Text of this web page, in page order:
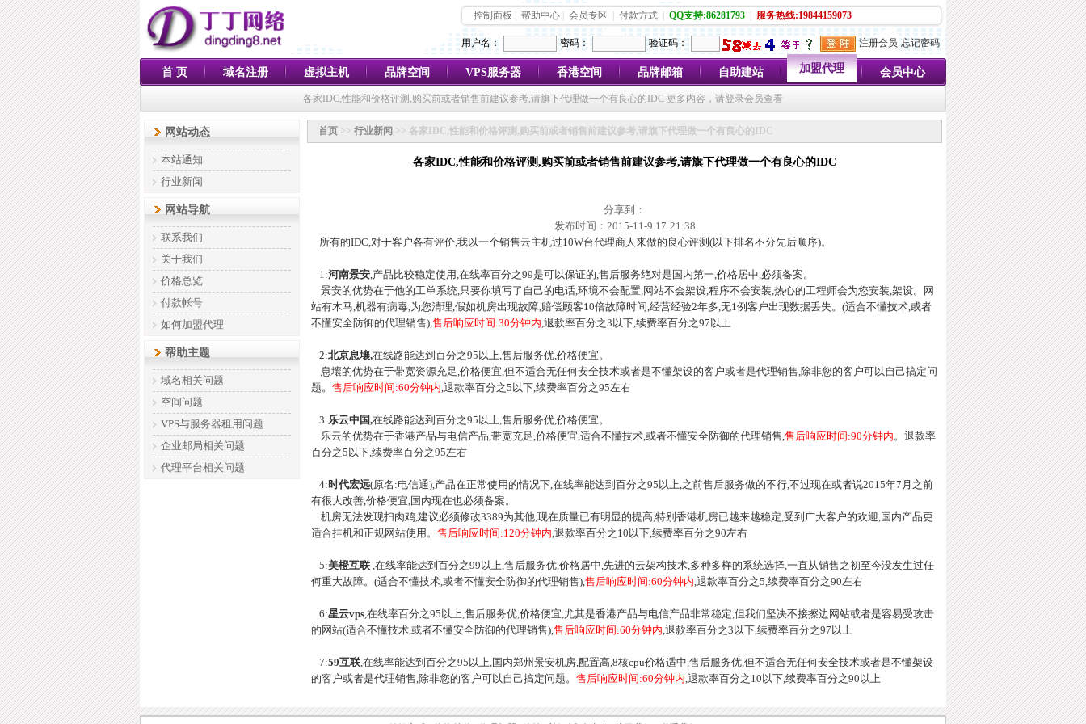
控制面板 帮助中心 会员专区 付款方式 QQ支持:86281793 服务热线:19844159073
用户名： 密码： 验证码： 注册会员 忘记密码
首 页 域名注册 虚拟主机 品牌空间 VPS服务器 香港空间 品牌邮箱 自助建站 加盟代理 会员中心
各家IDC,性能和价格评测,购买前或者销售前建议参考,请旗下代理做一个有良心的IDC 更多内容，请登录会员查看
网站动态
本站通知
行业新闻
网站导航
联系我们
关于我们
价格总览
付款帐号
如何加盟代理
帮助主题
域名相关问题
空间问题
VPS与服务器租用问题
企业邮局相关问题
代理平台相关问题
首页 >> 行业新闻 >> 各家IDC,性能和价格评测,购买前或者销售前建议参考,请旗下代理做一个有良心的IDC
各家IDC,性能和价格评测,购买前或者销售前建议参考,请旗下代理做一个有良心的IDC
分享到：
发布时间：2015-11-9 17:21:38
所有的IDC,对于客户各有评价,我以一个销售云主机过10W台代理商人来做的良心评测(以下排名不分先后顺序)。
1:河南景安,产品比较稳定使用,在线率百分之99是可以保证的,售后服务绝对是国内第一,价格居中,必须备案。
景安的优势在于他的工单系统,只要你填写了自己的电话,环境不会配置,网站不会架设,程序不会安装,热心的工程师会为您安装,架设。网
站有木马,机器有病毒,为您清理,假如机房出现故障,赔偿顾客10倍故障时间,经营经验2年多,无1例客户出现数据丢失。(适合不懂技术,或者
不懂安全防御的代理销售),售后响应时间:30分钟内,退款率百分之3以下,续费率百分之97以上
2:北京息壤,在线路能达到百分之95以上,售后服务优,价格便宜。
息壤的优势在于带宽资源充足,价格便宜,但不适合无任何安全技术或者是不懂架设的客户或者是代理销售,除非您的客户可以自己搞定问
题。 售后响应时间:60分钟内,退款率百分之5以下,续费率百分之95左右
3:乐云中国,在线路能达到百分之95以上,售后服务优,价格便宜。
乐云的优势在于香港产品与电信产品,带宽充足,价格便宜,适合不懂技术,或者不懂安全防御的代理销售,售后响应时间:90分钟内。退款率
百分之5以下,续费率百分之95左右
4:时代宏远(原名:电信通),产品在正常使用的情况下,在线率能达到百分之95以上,之前售后服务做的不行,不过现在或者说2015年7月之前
有很大改善,价格便宜,国内现在也必须备案。
机房无法发现扫肉鸡,建议必须修改3389为其他,现在质量已有明显的提高,特别香港机房已越来越稳定,受到广大客户的欢迎,国内产品更
适合挂机和正规网站使用。 售后响应时间:120分钟内,退款率百分之10以下,续费率百分之90左右
5:美橙互联 ,在线率能达到百分之99以上,售后服务优,价格居中,先进的云架构技术,多种多样的系统选择,一直从销售之初至今没发生过任
何重大故障。(适合不懂技术,或者不懂安全防御的代理销售),售后响应时间:60分钟内,退款率百分之5,续费率百分之90左右
6:星云vps,在线率百分之95以上,售后服务优,价格便宜,尤其是香港产品与电信产品非常稳定,但我们坚决不接擦边网站或者是容易受攻击
的网站(适合不懂技术,或者不懂安全防御的代理销售),售后响应时间:60分钟内,退款率百分之3以下,续费率百分之97以上
7:59互联,在线率能达到百分之95以上,国内郑州景安机房,配置高,8核cpu价格适中,售后服务优,但不适合无任何安全技术或者是不懂架设
的客户或者是代理销售,除非您的客户可以自己搞定问题。 售后响应时间:60分钟内,退款率百分之10以下,续费率百分之90以上